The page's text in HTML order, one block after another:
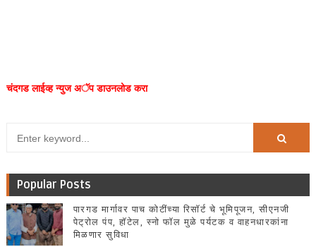
चंदगड लाईव्ह न्युज अॅप डाउनलोड करा
Popular Posts
पारगड मार्गावर पाच कोटींच्या रिसॉर्ट चे भूमिपूजन, सीएनजी
पेट्रोल पंप, हॉटेल, स्नो फॉल मुळे पर्यटक व वाहनधारकांना
मिळणार सुविधा